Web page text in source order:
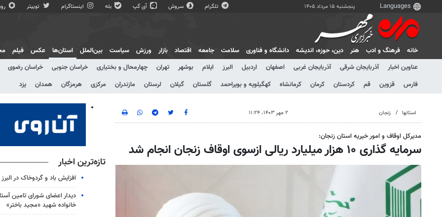
پنجشنبه ۱۵ مرداد ۱۴۰۵ تلگرام سروش آی گپ بله اینستاگرام توییتر
خانه فرهنگ و ادب هنر دين، حوزه، انديشه دانشگاه و فناوری سلامت جامعه اقتصاد بازار ورزش سیاست بین‌الملل
استان‌ها
عناوین اخبار
آذربایجان شرقی آذربایجان غربی اصفهان اردبیل البرز ایلام بوشهر تهران چهارمحال و بختیاری خراسان جنوبی خراسان رضوی
فارس
قزوین قم کردستان کرمان کرمانشاه کهگیلویه و بویراحمد گلستان گیلان لرستان مازندران مرکزی هرمزگان همدان یزد
عکس فیلم
استانها زنجان ۲ مهر ۱۴۰۳، ۱۱:۲۴
مدیرکل اوقاف و امور خیریه استان زنجان:
سرمایه گذاری ۱۰ هزار میلیارد ریالی ازسوی اوقاف زنجان انجام شد
تازه‌ترین اخبار
افزایش باد و گردوخاک در البرز
دیدار اعضای شورای تامین
خانواده شهید «مجید باختر»